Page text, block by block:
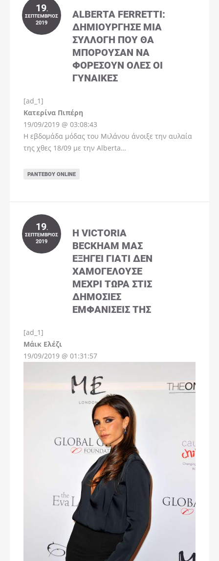
19.
ΣΕΠΤΈΜΒΡΙΟΣ
2019
ALBERTA FERRETTI:
ΔΗΜΙΟΎΡΓΗΣΕ ΜΊΑ
ΣΥΛΛΟΓΉ ΠΟΥ ΘΑ
ΜΠΟΡΟΎΣΑΝ ΝΑ
ΦΟΡΈΣΟΥΝ ΌΛΕΣ ΟΙ
ΓΥΝΑΊΚΕΣ
[ad_1]
Kατερίνα Πιπέρη
19/09/2019 @ 03:08:43
Η εβδομάδα μόδας του Μιλάνου άνοιξε την αυλαία
της χθες 18/09 με την Alberta…
ΡΑΝΤΕΒΟΎ ONLINE
19.
ΣΕΠΤΈΜΒΡΙΟΣ
2019
Η VICTORIA
BECKHAM ΜΑΣ
ΕΞΗΓΕΊ ΓΙΑΤΊ ΔΕΝ
ΧΑΜΟΓΕΛΟΎΣΕ
ΜΈΧΡΙ ΤΏΡΑ ΣΤΙΣ
ΔΗΜΌΣΙΕΣ
ΕΜΦΑΝΊΣΕΙΣ ΤΗΣ
[ad_1]
Μάικ Ελέζι
19/09/2019 @ 01:31:57